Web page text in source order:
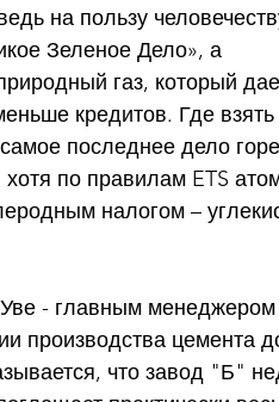
на пользу
Зеленое Дело», а
газ, который
кредитов. Где взять
последнее дело
по правилам ETS
налогом –
- главным менеджером
производства цемента
что завод "Б"